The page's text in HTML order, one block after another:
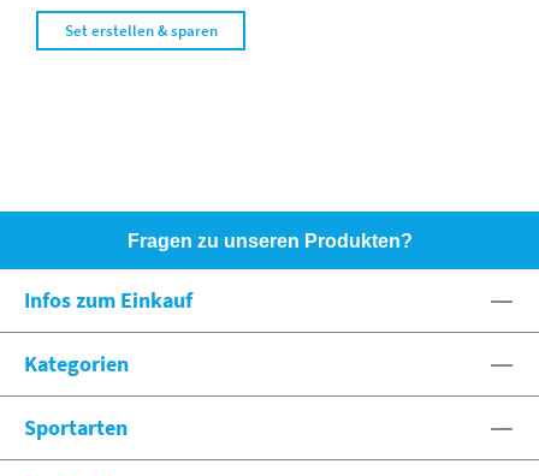
Set erstellen & sparen
Fragen zu unseren Produkten?
eshop@spexx.org
Infos zum Einkauf
Kategorien
Sportarten